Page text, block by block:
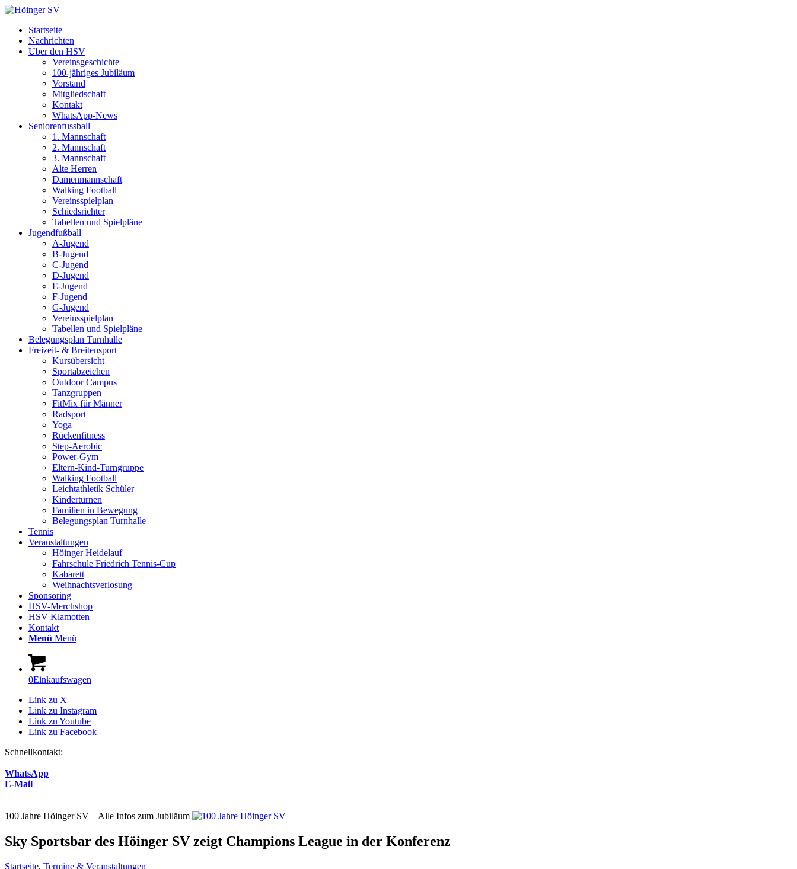
Startseite
Nachrichten
Über den HSV
Vereinsgeschichte
100-jähriges Jubiläum
Vorstand
Mitgliedschaft
Kontakt
WhatsApp-News
Seniorenfussball
1. Mannschaft
2. Mannschaft
3. Mannschaft
Alte Herren
Damenmannschaft
Walking Football
Vereinsspielplan
Schiedsrichter
Tabellen und Spielpläne
Jugendfußball
A-Jugend
B-Jugend
C-Jugend
D-Jugend
E-Jugend
F-Jugend
G-Jugend
Vereinsspielplan
Tabellen und Spielpläne
Belegungsplan Turnhalle
Freizeit- & Breitensport
Kursübersicht
Sportabzeichen
Outdoor Campus
Tanzgruppen
FitMix für Männer
Radsport
Yoga
Rückenfitness
Step-Aerobic
Power-Gym
Eltern-Kind-Turngruppe
Walking Football
Leichtathletik Schüler
Kinderturnen
Familien in Bewegung
Belegungsplan Turnhalle
Tennis
Veranstaltungen
Höinger Heidelauf
Fahrschule Friedrich Tennis-Cup
Kabarett
Weihnachtsverlosung
Sponsoring
HSV-Merchshop
HSV Klamotten
Kontakt
Menü Menü
0Einkaufswagen
Link zu X
Link zu Instagram
Link zu Youtube
Link zu Facebook
Schnellkontakt:
WhatsApp
E-Mail
100 Jahre Höinger SV – Alle Infos zum Jubiläum
Sky Sportsbar des Höinger SV zeigt Champions League in der Konferenz
Startseite, Termine & Veranstaltungen